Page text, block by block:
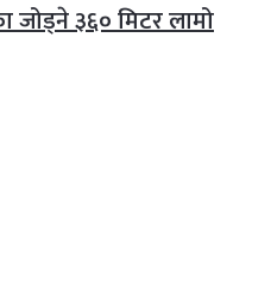
जोड्ने ३६० मिटर लामो